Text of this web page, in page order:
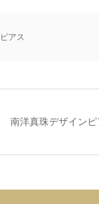
ピアス
南洋真珠デザインピ